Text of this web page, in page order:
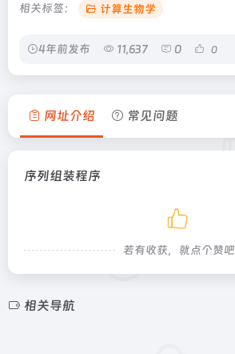
相关标签： 计算生物学
4年前发布 11,637 0 0
网址介绍 常见问题
序列组装程序
若有收获，就点个赞吧
相关导航